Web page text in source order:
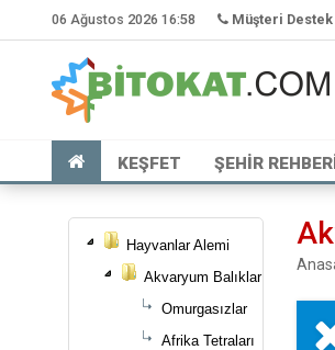
06 Ağustos 2026 16:58 Müşteri Destek
KEŞFET ŞEHİR
Hayvanlar Alemi
Akvaryum Balıkları
Omurgasızlar
Afrika Tetraları